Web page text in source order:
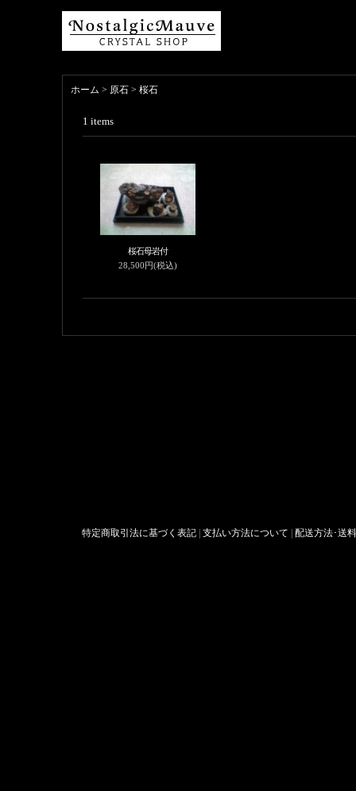
ホーム > 原石> 桜石
1 items
桜石母岩付
28,500円(税込)
特定商取引法に基づく表記| 支払い方法について 配送方法･送